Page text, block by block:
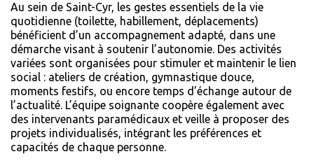
Au sein de Saint-Cyr, les gestes essentiels de la vie
quotidienne (toilette, habillement, déplacements)
bénéficient d’un accompagnement adapté, dans une
démarche visant à soutenir l’autonomie. Des activités
variées sont organisées pour stimuler et maintenir le lien
social : ateliers de création, gymnastique douce,
moments festifs, ou encore temps d’échange autour de
l’actualité. L’équipe soignante coopère également avec
des intervenants paramédicaux et veille à proposer des
projets individualisés, intégrant les préférences et
capacités de chaque personne.